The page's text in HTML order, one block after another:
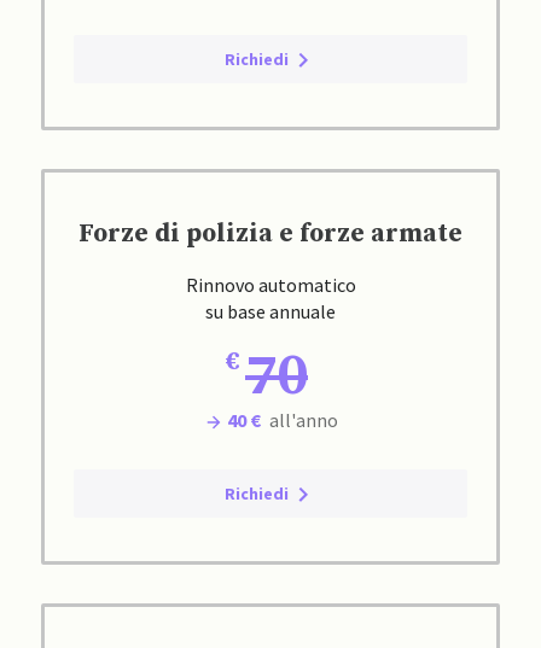
Richiedi
Forze di polizia e forze armate
Rinnovo automatico
su base annuale
70
40 € all'anno
Richiedi